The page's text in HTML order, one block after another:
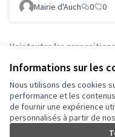
Informations sur les
Nous utilisons des cookies
performance et les
de fournir une expérience
personnalisés à partir de
Mairie d'Auch
0 0
Voir toutes les propositions
Conditions d'utilisation
Paramètres des cookies
Auch - Agir pour ma ville sur
Auch - Agir pour ma